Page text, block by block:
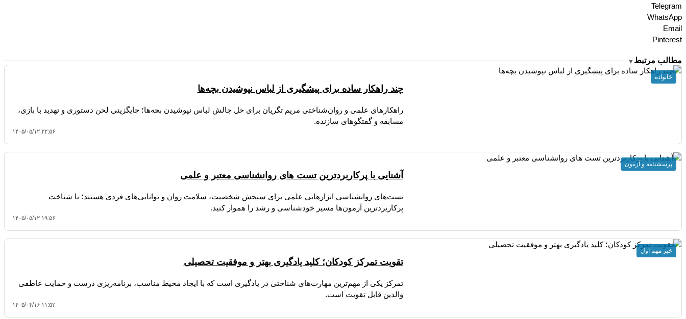
Telegram
WhatsApp
Email
Pinterest
مطالب مرتبط ▼
چند راهکار ساده برای پیشگیری از لباس نپوشیدن بچه‌ها
راهکارهای علمی و روان‌شناختی مریم تگریان برای حل چالش لباس نپوشیدن بچه‌ها؛ جایگزینی لحن دستوری و تهدید با بازی،
مسابقه و گفتگوهای سازنده.
۱۴۰۵/۰۵/۱۲ ۲۲:۵۶
خانواده
آشنایی با پرکاربردترین تست های روانشناسی معتبر و علمی
تست‌های روانشناسی ابزارهایی علمی برای سنجش شخصیت، سلامت روان و توانایی‌های فردی هستند؛ با شناخت
پرکاربردترین آزمون‌ها مسیر خودشناسی و رشد را هموار کنید.
۱۴۰۵/۰۵/۱۲ ۱۹:۵۶
پرسشنامه و آزمون
تقویت تمرکز کودکان؛ کلید یادگیری بهتر و موفقیت تحصیلی
تمرکز یکی از مهم‌ترین مهارت‌های شناختی در یادگیری است که با ایجاد محیط مناسب، برنامه‌ریزی درست و حمایت عاطفی
والدین قابل تقویت است.
۱۴۰۵/۰۴/۱۶ ۱۱:۵۲
خبر مهم اول